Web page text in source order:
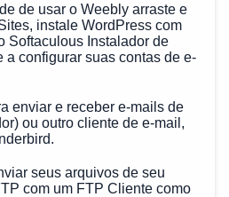
de usar o Weebly arraste e
instale WordPress com
Softaculous Instalador de
a configurar suas contas de e-
enviar e receber e-mails de
ou outro cliente de e-mail,
seus arquivos de seu
com um FTP Cliente como